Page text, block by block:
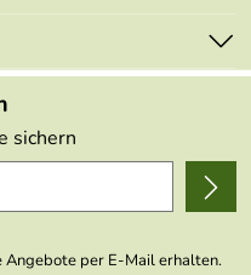
sichern
Angebote per E-Mail erhalten.